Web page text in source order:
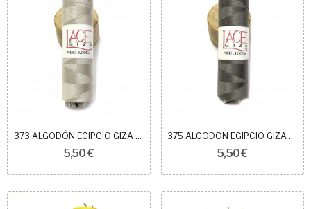
373 ALGODÓN EGIPCIO GIZA 60
5,50 €
375 ALGODON EGIPCIO GIZA 60
5,50 €